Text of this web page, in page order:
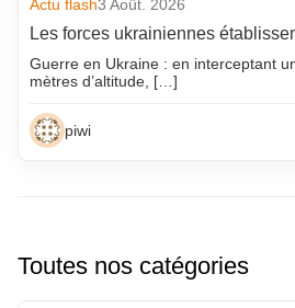
Actu flash3 Août. 2026
Les forces ukrainiennes
Guerre en Ukraine : en interceptant
mètres d’altitude, […]
piwi
Toutes nos catégories